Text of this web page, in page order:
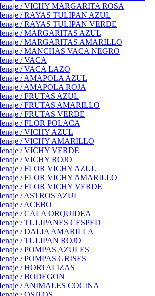
/ VICHY MARGARITA ROSA
/ RAYAS TULIPAN AZUL
/ RAYAS TULIPAN VERDE
/ MARGARITAS AZUL
/ MARGARITAS AMARILLO
/ MANCHAS VACA NEGRO
/ VACA
/ VACA LAZO
/ AMAPOLA AZUL
/ AMAPOLA ROJA
/ FRUTAS AZUL
/ FRUTAS AMARILLO
/ FRUTAS VERDE
/ FLOR POLACA
/ VICHY AZUL
/ VICHY AMARILLO
/ VICHY VERDE
/ VICHY ROJO
/ FLOR VICHY AZUL
/ FLOR VICHY AMARILLO
/ FLOR VICHY VERDE
/ ASTROS AZUL
/ ACEBO
/ CALA ORQUIDEA
/ TULIPANES CESPED
/ DALIA AMARILLA
/ TULIPAN ROJO
/ POMPAS AZULES
/ POMPAS GRISES
/ HORTALIZAS
/ BODEGON
/ ANIMALES COCINA